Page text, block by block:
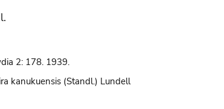
2: 178. 1939.
kanukuensis (Standl.) Lundell